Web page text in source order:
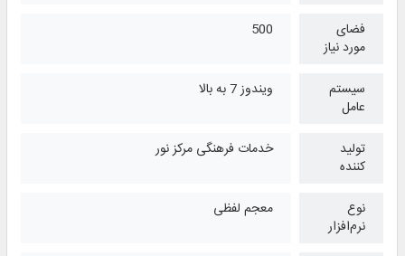
فضای
مورد نیاز
500
سیستم
عامل
ویندوز 7 به بالا
تولید
کننده
خدمات فرهنگی مرکز نور
نوع
نرم‌افزار
معجم لفظی